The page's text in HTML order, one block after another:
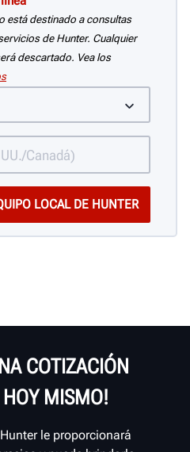
está destinado a consultas
de Hunter. Cualquier
descartado. Vea los
COTIZACIÓN
HOY MISMO!
le proporcionará